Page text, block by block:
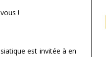
!
est invitée à en